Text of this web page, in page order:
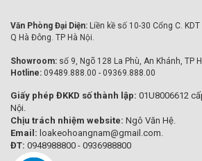
Văn Phòng Đại Diện: Liền kề số 10-30 Cổng C.
Q Hà Đông. TP Hà Nội.
Showroom: số 9, Ngõ 128 La Phù, An Khánh, TP
Hotline: 09489.888.00 - 09369.888.00
Giấy phép ĐKKD số thành lập: 01U8006612
Nội.
Chịu trách nhiệm website: Ngô Văn Hệ.
Email: loakeohoangnam@gmail.com.
ĐT: 0948988800 - 0936988800